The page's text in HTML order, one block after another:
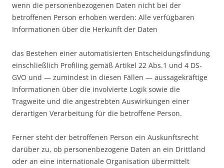
wenn die personenbezogenen Daten nicht bei der
betroffenen Person erhoben werden: Alle verfügbaren
Informationen über die Herkunft der Daten
das Bestehen einer automatisierten Entscheidungsfindung
einschließlich Profiling gemäß Artikel 22 Abs.1 und 4 DS-
GVO und — zumindest in diesen Fällen — aussagekräftige
Informationen über die involvierte Logik sowie die
Tragweite und die angestrebten Auswirkungen einer
derartigen Verarbeitung für die betroffene Person.
Ferner steht der betroffenen Person ein Auskunftsrecht
darüber zu, ob personenbezogene Daten an ein Drittland
oder an eine internationale Organisation übermittelt